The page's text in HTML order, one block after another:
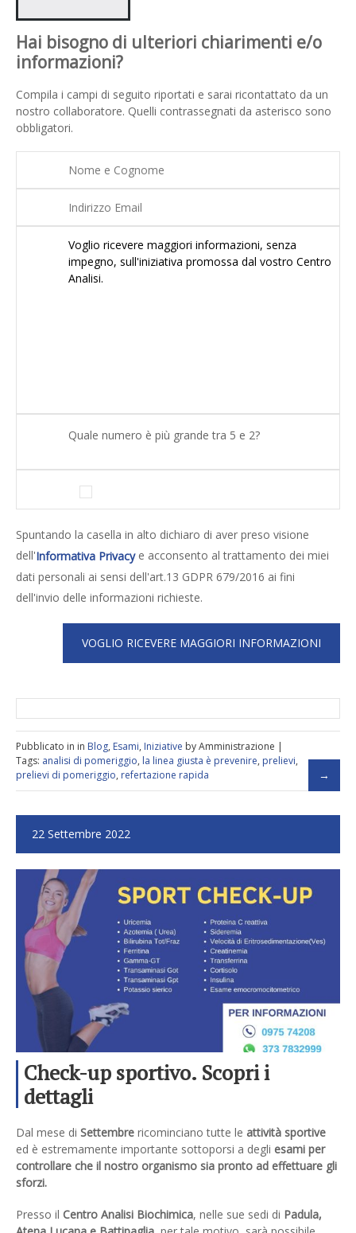
Hai bisogno di ulteriori chiarimenti e/o
informazioni?
Compila i campi di seguito riportati e sarai ricontattato da un
nostro collaboratore. Quelli contrassegnati da asterisco sono
obbligatori.
Quale numero è più grande tra 5 e 2?
Spuntando la casella in alto dichiaro di aver preso visione
dell'Informativa Privacye acconsento al trattamento dei miei
dati personali ai sensi dell'art.13 GDPR 679/2016 ai fini
dell'invio delle informazioni richieste.
Pubblicato in in Blog, Esami, Iniziative by Amministrazione |
Tags: analisi di pomeriggio, la linea giusta è prevenire, prelievi,
prelievi di pomeriggio, refertazione rapida
22 Settembre 2022
Check-up sportivo. Scopri i
dettagli
Dal mese di Settembre ricominciano tutte le attività sportive
ed è estremamente importante sottoporsi a degli esami per
controllare che il nostro organismo sia pronto ad effettuare gli
sforzi.
Presso il Centro Analisi Biochimica, nelle sue sedi di Padula,